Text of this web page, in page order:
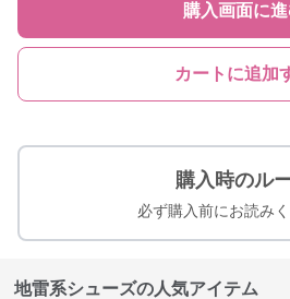
購入画面に
カートに追加
購入時のル
必ず購入前にお読みく
地雷系シューズの人気アイテム